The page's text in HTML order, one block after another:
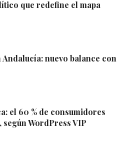
que redefine el mapa
Andalucía: nuevo balance con
el 60 % de consumidores
WordPress VIP